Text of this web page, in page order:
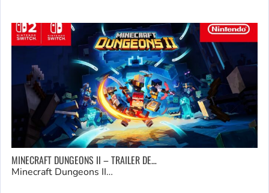
MINECRAFT DUNGEONS II – TRAILER DE…
Minecraft Dungeons II…